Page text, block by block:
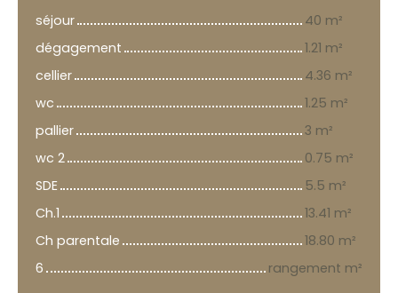
séjour
40 m²
dégagement
1.21 m²
cellier
4.36 m²
wc
1.25 m²
pallier
3 m²
wc 2
0.75 m²
SDE
5.5 m²
Ch.1
13.41 m²
Ch parentale
18.80 m²
6
rangement m²